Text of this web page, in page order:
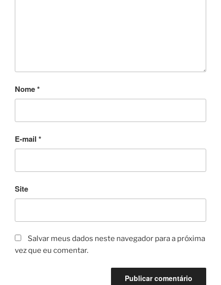
Nome*
E-mail *
Site
Salvar meus dados neste navegador para a próxima
vez que eu comentar.